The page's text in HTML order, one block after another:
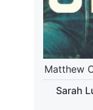
Matthew
Sarah